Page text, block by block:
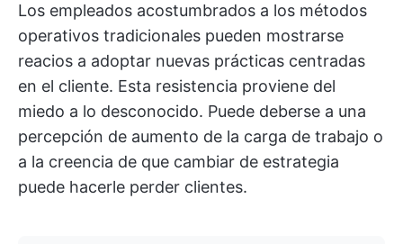
Los empleados acostumbrados a los métodos
operativos tradicionales pueden mostrarse
reacios a adoptar nuevas prácticas centradas
en el cliente. Esta resistencia proviene del
miedo a lo desconocido. Puede deberse a una
percepción de aumento de la carga de trabajo o
a la creencia de que cambiar de estrategia
puede hacerle perder clientes.